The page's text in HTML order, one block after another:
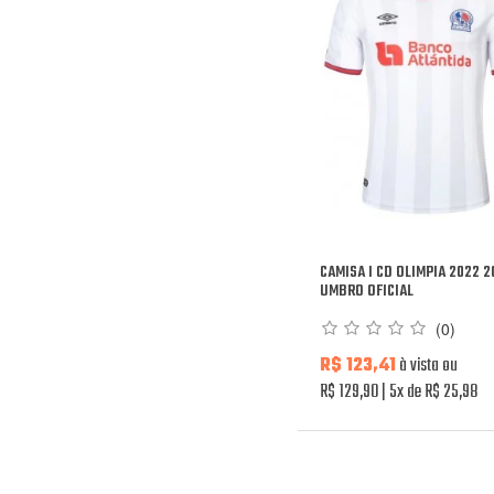
CAMISA I CD OLIMPIA 2022
UMBRO OFICIAL
(0)
R$ 123,41à vista ou
R$ 129,90 5x de R$ 25,98